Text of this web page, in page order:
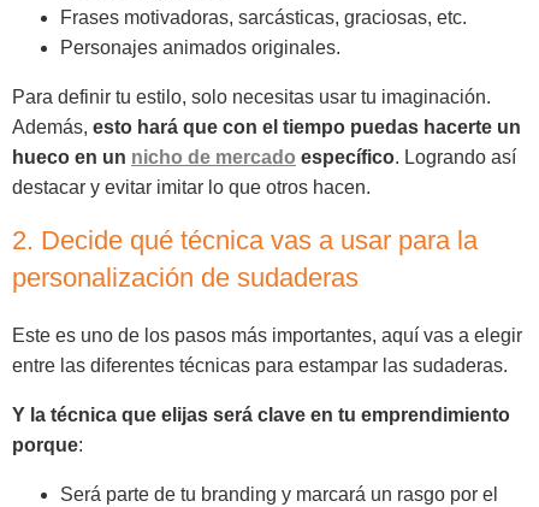
Frases motivadoras, sarcásticas, graciosas, etc.
Personajes animados originales.
Para definir tu estilo, solo necesitas usar tu imaginación.
Además, esto hará que con el tiempo puedas hacerte un
hueco en un nicho de mercado específico. Logrando así
destacar y evitar imitar lo que otros hacen.
2. Decide qué técnica vas a usar para la
personalización de sudaderas
Este es uno de los pasos más importantes, aquí vas a elegir
entre las diferentes técnicas para estampar las sudaderas.
Y la técnica que elijas será clave en tu emprendimiento
porque:
Será parte de tu branding y marcará un rasgo por el